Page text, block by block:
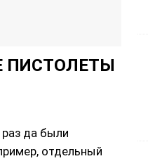
ПИСТОЛЕТЫ
да были
отдельный